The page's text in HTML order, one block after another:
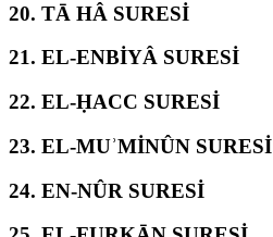
20. TĀ HÂ SURESİ
21. EL-ENBİYÂ SURESİ
22. EL-ḤACC SURESİ
23. EL-MUʾMİNÛN SURESİ
24. EN-NÛR SURESİ